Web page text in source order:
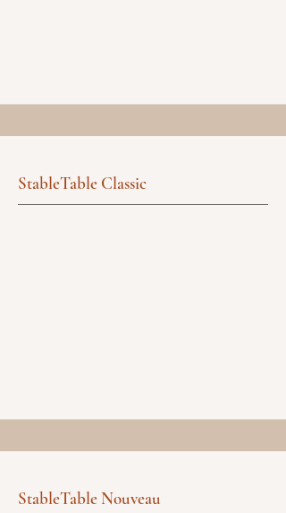
StableTable Classic
StableTable Nouveau